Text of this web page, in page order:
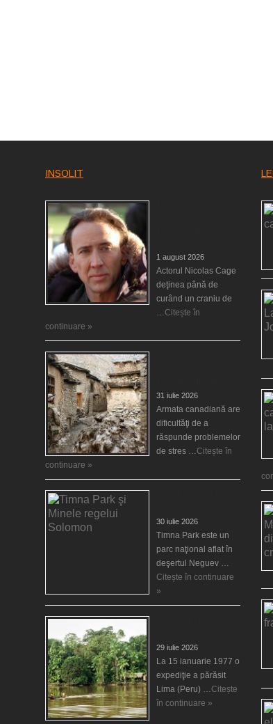
INSOLIT
1 august 2026
Actorul Nicolas Cage
deţinea până de
curând un craniu de
…Citește în
continuare »
31 iulie 2026
Armata canadiană are
dificultăţi de a
răspunde problemelor
de stres …Citește în
continuare »
30 iulie 2026
Timna Park este un
parc naţional aflat în
deşertul Neguev …
Citește în continuare
»
29 iulie 2026
La 15 ianuarie 1977 o
expediţie a părăsit
Lima (Peru) …Citește
în continuare »